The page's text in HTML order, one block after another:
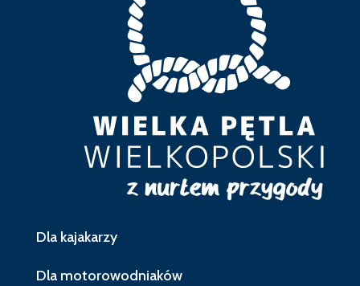
Dla kajakarzy
Dla motorowodniaków